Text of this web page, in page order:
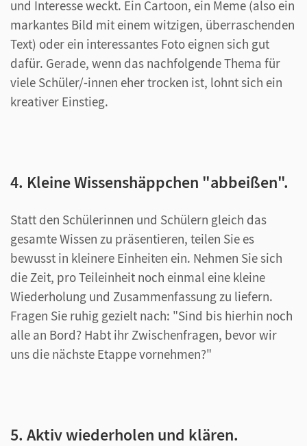
und Interesse weckt. Ein Cartoon, ein Meme (also ein
markantes Bild mit einem witzigen, überraschenden
Text) oder ein interessantes Foto eignen sich gut
dafür. Gerade, wenn das nachfolgende Thema für
viele Schüler/-innen eher trocken ist, lohnt sich ein
kreativer Einstieg.
4. Kleine Wissenshäppchen "abbeißen".
Statt den Schülerinnen und Schülern gleich das
gesamte Wissen zu präsentieren, teilen Sie es
bewusst in kleinere Einheiten ein. Nehmen Sie sich
die Zeit, pro Teileinheit noch einmal eine kleine
Wiederholung und Zusammenfassung zu liefern.
Fragen Sie ruhig gezielt nach: "Sind bis hierhin noch
alle an Bord? Habt ihr Zwischenfragen, bevor wir
uns die nächste Etappe vornehmen?"
5. Aktiv wiederholen und klären.